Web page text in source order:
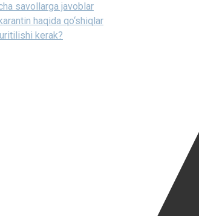
savollarga javoblar
haqida qo‘shiqlar
kerak?